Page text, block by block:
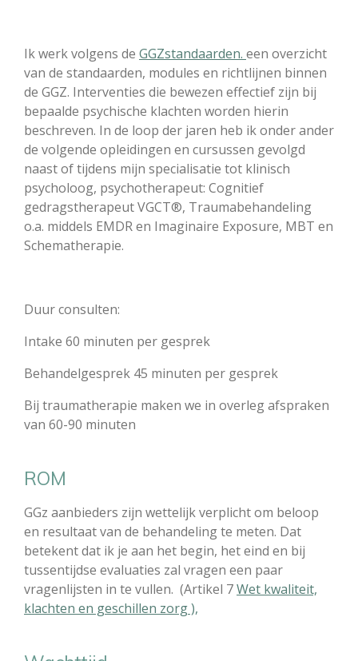
Ik werk volgens de GGZstandaarden. een overzicht
van de standaarden, modules en richtlijnen binnen
de GGZ. Interventies die bewezen effectief zijn bij
bepaalde psychische klachten worden hierin
beschreven. In de loop der jaren heb ik onder ander
de volgende opleidingen en cursussen gevolgd
naast of tijdens mijn specialisatie tot klinisch
psycholoog, psychotherapeut: Cognitief
gedragstherapeut VGCT®, Traumabehandeling
o.a. middels EMDR en Imaginaire Exposure, MBT en
Schematherapie.
Duur consulten:
Intake 60 minuten per gesprek
Behandelgesprek 45 minuten per gesprek
Bij traumatherapie maken we in overleg afspraken
van 60-90 minuten
ROM
GGz aanbieders zijn wettelijk verplicht om beloop
en resultaat van de behandeling te meten. Dat
betekent dat ik je aan het begin, het eind en bij
tussentijdse evaluaties zal vragen een paar
vragenlijsten in te vullen. (Artikel 7Wet kwaliteit,
klachten en geschillen zorg ),